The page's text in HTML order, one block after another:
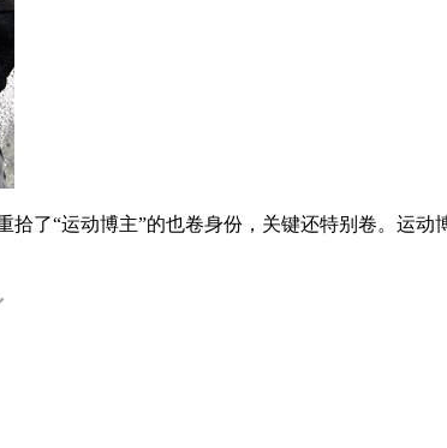
了“运动博主”的也卷身份，关键还特别卷。运动